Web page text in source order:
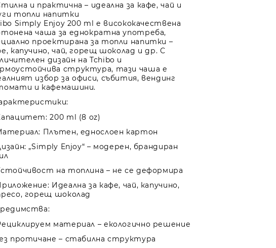
и практична – идеална за кафе, чай и
топли напитки
Simply Enjoy 200 ml е висококачествена
чаша за еднократна употреба,
проектирана за топли напитки –
капучино, чай, горещ шоколад и др. С
дизайн на Tchibo и
структура, тази чаша е
избор за офиси, събития, вендинг
и кафемашини.
200 ml (8 oz)
Плътен, еднослоен картон
„Simply Enjoy“ – модерен, брандиран
на топлина – не се деформира
Идеална за кафе, чай, капучино,
горещ шоколад
материал – екологично решение
протичане – стабилна структура